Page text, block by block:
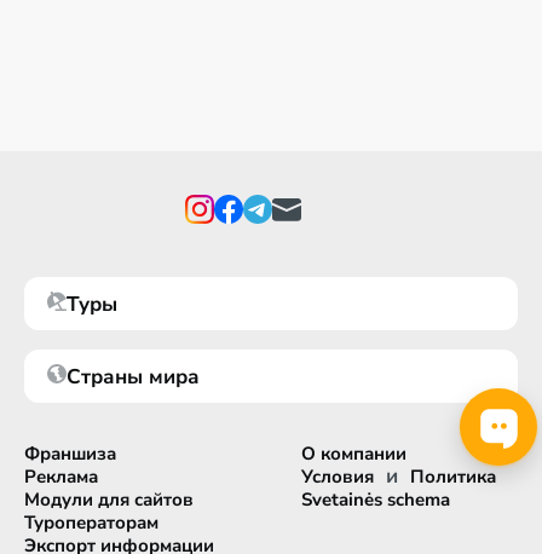
Туры
Страны мира
Франшиза
Реклама
Модули для сайтов
Туроператорам
Экспорт информации
О компании
Условия и Политика
Svetainės schema